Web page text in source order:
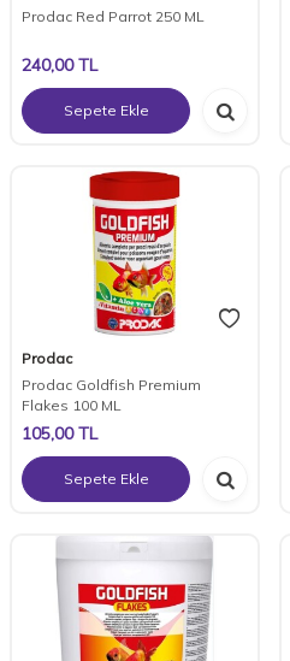
Prodac Red Parrot 250 ML
240,00TL
Sepete Ekle
Prodac
Prodac Goldfish Premium
Flakes 100 ML
105,00TL
Sepete Ekle